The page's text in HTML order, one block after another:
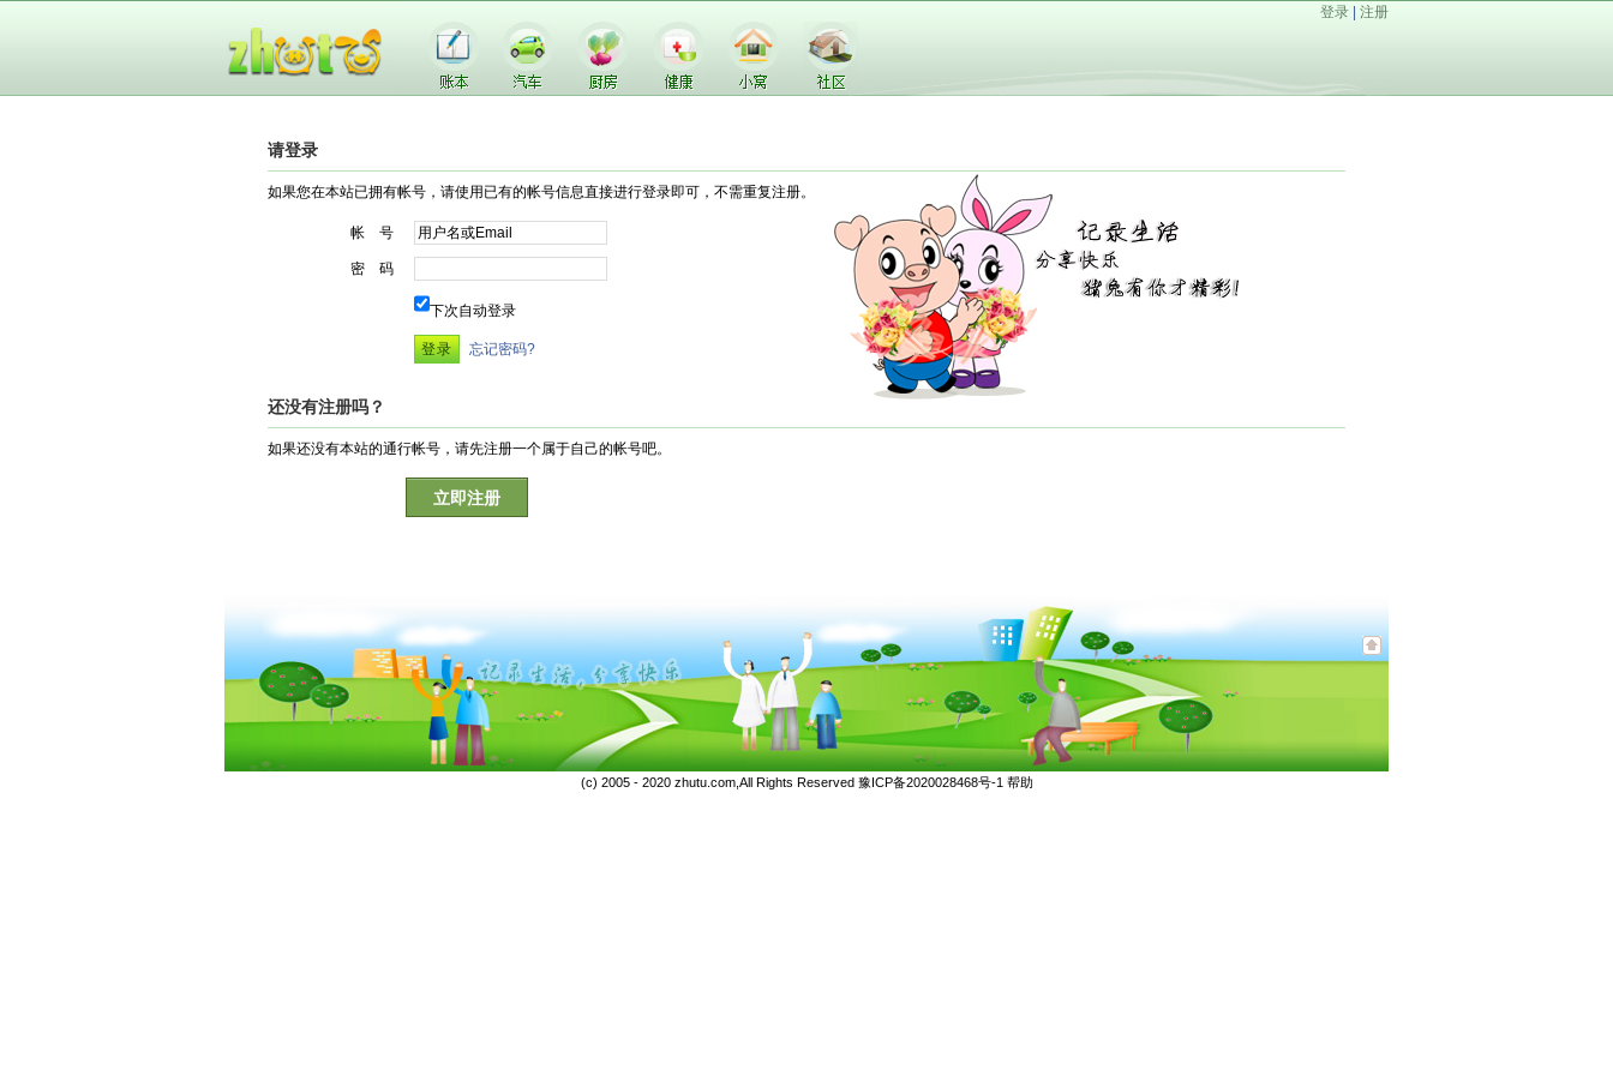
登录 注册
请登录
如果您在本站已拥有帐号，请使用已有的帐号信息直接进行登录即可，不需重复注册。
帐 号
密 码
下次自动登录
忘记密码?
还没有注册吗？
如果还没有本站的通行帐号，请先注册一个属于自己的帐号吧。
立即注册
(c) 2005 - 2020 zhutu.com,All Rights Reserved 豫ICP备2020028468号-1 帮助